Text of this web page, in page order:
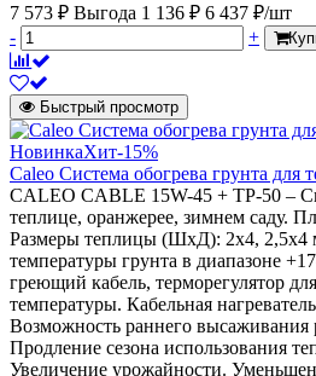
7 573 ₽ Выгода 1 136 ₽ 6 437 ₽/шт
-
+
Быстрый просмотр
НовинкаХит-15%
Caleo Система обогрева грунта для
CALEO CABLE 15W-45 + ТР-50 –
теплице, оранжерее, зимнем саду.
Размеры теплицы (ШхД): 2х4, 2,5х4
температуры грунта в диапазоне
греющий кабель, терморегулятор
температуры. Кабельная
Возможность раннего высаживания
Продление сезона использования
Увеличение урожайности.